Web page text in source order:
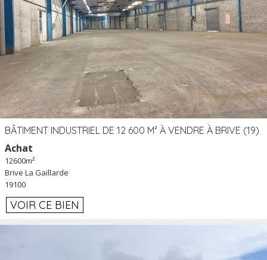
BÂTIMENT INDUSTRIEL DE 12 600 M² À VENDRE À BRIVE (19)
Achat
12600m²
Brive La Gaillarde
19100
VOIR CE BIEN